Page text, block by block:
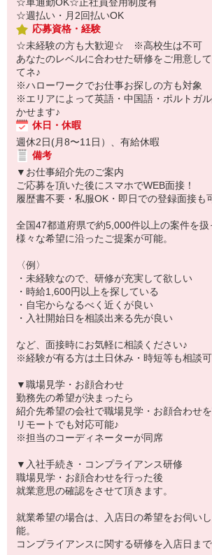
☆週払い・月2回払いOK
応募資格・経験
☆未経験の方も大歓迎☆ ※高校生は不可
あなたのレベルに合わせた研修をご用意し
てネ♪
※ハローワークでお仕事お探しの方も対象
※エリアによって英語・中国語・ポルトガ
かせます♪
休日・休暇
週休2日(月8〜11日）、有給休暇
備考
▼お仕事紹介先のご案内
ご応募を頂いた後にスマホでWEB面接！
履歴書不要・私服OK・即日での登録面接も
全国47都道府県で約5,000件以上の案件を扱
様々な希望に沿ったご提案が可能。
〈例〉
・未経験なので、研修が充実して欲しい
・時給1,600円以上を探している
・自宅からなるべく近くが良い
・入社開始日を相談出来る先が良い
など、面接時にお気軽に相談ください♪
※経験が有る方は土日休み・時短等も相談
▼職場見学・お顔合わせ
勤務先の希望が決まったら
紹介先希望の会社で職場見学・お顔合わせを
リモートでも対応可能♪
※担当のコーディネーターが同席
▼入社手続き・コンプライアンス研修
職場見学・お顔合わせを行った後
就業意思の確認をさせて頂きます。
就業希望の場合は、入店日の希望をお伺い
能。
コンプライアンスに関する研修を入店日まで